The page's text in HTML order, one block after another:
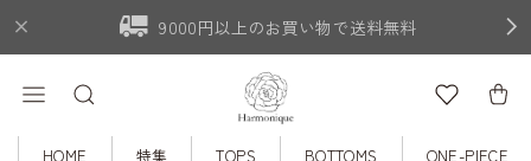
9000円以上のお買い物で送料無料
HOME 特集 TOPS BOTTOMS ONE-PIECE